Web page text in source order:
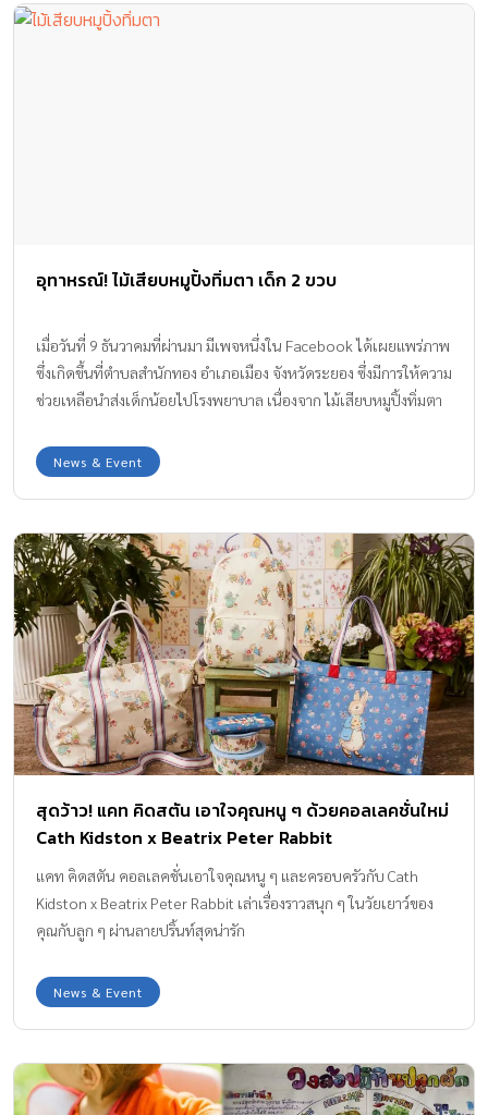
อุทาหรณ์! ไม้เสียบหมูปิ้งทิ่มตา เด็ก 2 ขวบ
เมื่อวันที่ 9 ธันวาคมที่ผ่านมา มีเพจหนึ่งใน Facebook ได้เผยแพร่ภาพ
ซึ่งเกิดขึ้นที่ตำบลสำนักทอง อำเภอเมือง จังหวัดระยอง ซึ่งมีการให้ความ
ช่วยเหลือนำส่งเด็กน้อยไปโรงพยาบาล เนื่องจาก ไม้เสียบหมูปิ้งทิ่มตา
News & Event
สุดว้าว! แคท คิดสตัน เอาใจคุณหนู ๆ ด้วยคอลเลคชั่นใหม่
Cath Kidston x Beatrix Peter Rabbit
แคท คิดสตัน คอลเลคชั่นเอาใจคุณหนู ๆ และครอบครัวกับ Cath
Kidston x Beatrix Peter Rabbit เล่าเรื่องราวสนุก ๆ ในวัยเยาว์ของ
คุณกับลูก ๆ ผ่านลายปริ้นท์สุดน่ารัก
News & Event